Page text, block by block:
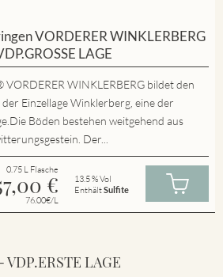
VORDERER WINKLERBERG
LAGE
VORDERER WINKLERBERG bildet den
Einzellage Winklerberg, eine der
Böden bestehen weitgehend aus
Der...
0.75 L Flasche
€
76.00€/L
13.5 % Vol
EnthältSulfite
LAGE